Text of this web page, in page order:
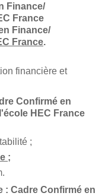
Finance/
France
Finance/
France.
financière et
Confirmé en
HEC France
;
;
: Cadre Confirmé en